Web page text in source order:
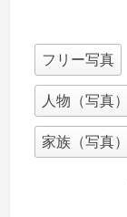
フリー写真
人物（写真）
家族（写真）